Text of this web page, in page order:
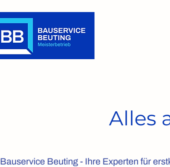
Alles
Bauservice Beuting - Ihre Experten für